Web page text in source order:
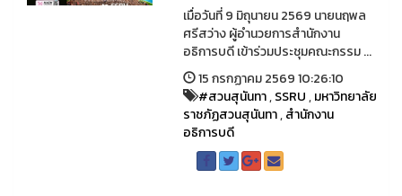
เมื่อวันที่ 9 มิถุนายน 2569 นายนฤพล
ศรีสว่าง ผู้อำนวยการสำนักงาน
อธิการบดี เข้าร่วมประชุมคณะกรรม ...
15 กรกฏาคม 2569 10:26:10
#สวนสุนันทา,SSRU,มหาวิทยาลัย
ราชภัฏสวนสุนันทา,สำนักงาน
อธิการบดี